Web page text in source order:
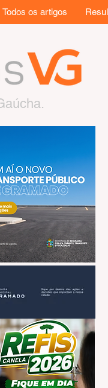
Todos os artigos